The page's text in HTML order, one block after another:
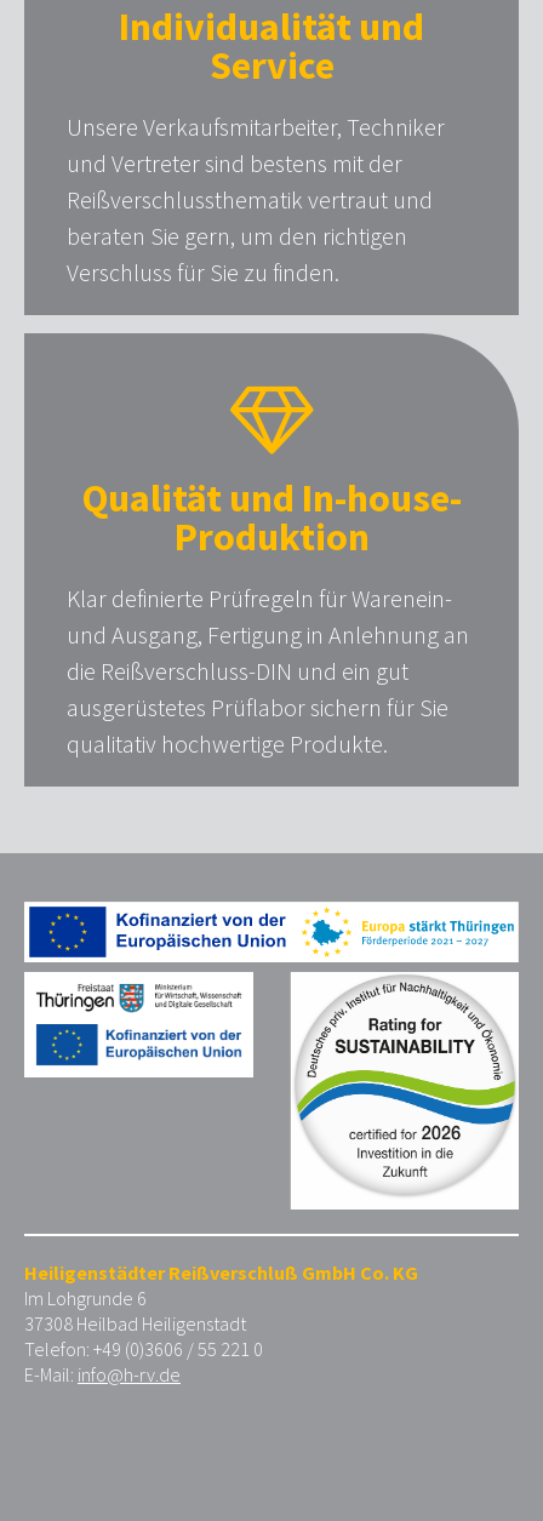
Individualität und
Service
Unsere Verkaufsmitarbeiter, Techniker
und Vertreter sind bestens mit der
Reißverschlussthematik vertraut und
beraten Sie gern, um den richtigen
Verschluss für Sie zu finden.
Qualität und In-house-
Produktion
Klar definierte Prüfregeln für Warenein-
und Ausgang, Fertigung in Anlehnung an
die Reißverschluss-DIN und ein gut
ausgerüstetes Prüflabor sichern für Sie
qualitativ hochwertige Produkte.
Heiligenstädter Reißverschluß GmbH Co. KG
Im Lohgrunde 6
37308 Heilbad Heiligenstadt
Telefon: +49 (0)3606 / 55 221 0
E-Mail: info@h-rv.de